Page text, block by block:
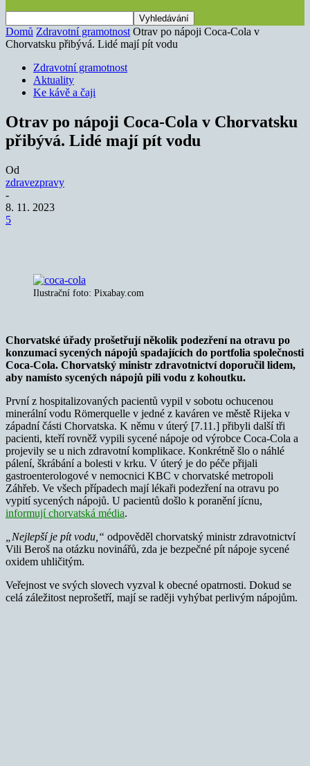
Domů Zdravotní gramotnost Otrav po nápoji Coca-Cola v
Chorvatsku přibývá. Lidé mají pít vodu
Zdravotní gramotnost
Aktuality
Ke kávě a čaji
Otrav po nápoji Coca-Cola v Chorvatsku
přibývá. Lidé mají pít vodu
Od
zdravezpravy
-
8. 11. 2023
5
Ilustrační foto: Pixabay.com
Chorvatské úřady prošetřují několik podezření na otravu po
konzumaci sycených nápojů spadajících do portfolia společnosti
Coca-Cola. Chorvatský ministr zdravotnictví doporučil lidem,
aby namísto sycených nápojů pili vodu z kohoutku.
První z hospitalizovaných pacientů vypil v sobotu ochucenou
minerální vodu Römerquelle v jedné z kaváren ve městě Rijeka v
západní části Chorvatska. K němu v úterý [7.11.] přibyli další tři
pacienti, kteří rovněž vypili sycené nápoje od výrobce Coca-Cola a
projevily se u nich zdravotní komplikace. Konkrétně šlo o náhlé
pálení, škrábání a bolesti v krku. V úterý je do péče přijali
gastroenterologové v nemocnici KBC v chorvatské metropoli
Záhřeb. Ve všech případech mají lékaři podezření na otravu po
vypití sycených nápojů. U pacientů došlo k poranění jícnu,
informují chorvatská média.
„Nejlepší je pít vodu,“ odpověděl chorvatský ministr zdravotnictví
Vili Beroš na otázku novinářů, zda je bezpečné pít nápoje sycené
oxidem uhličitým.
Veřejnost ve svých slovech vyzval k obecné opatrnosti. Dokud se
celá záležitost neprošetří, mají se raději vyhýbat perlivým nápojům.